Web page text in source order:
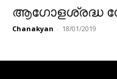
ആഗോളശ്രദ്ധ
Chanakyan - 18/01/2019